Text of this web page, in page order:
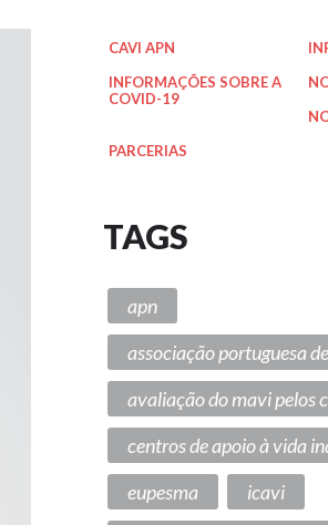
CAVI APN
INFORMAÇÕES SOBRE A
COVID-19
PARCERIAS
TAGS
apn
associação portuguesa
avaliação do mavi pelos
centros de apoio à vida
eupesma
icavi